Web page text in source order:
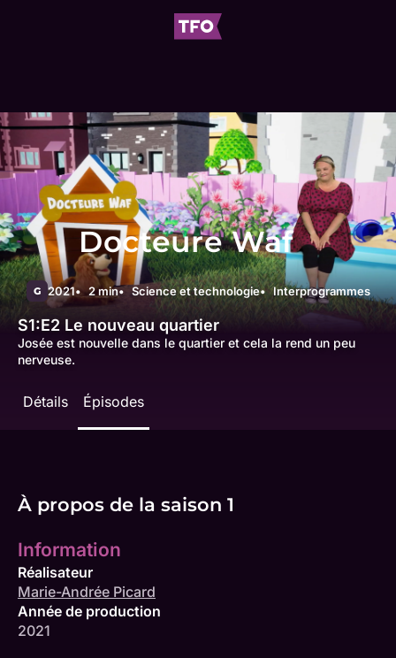
Docteure Waf
G 2021 2 min Science et technologie Interprogrammes
S1:E2 Le nouveau quartier
Josée est nouvelle dans le quartier et cela la rend un peu
nerveuse.
Détails Épisodes
À propos de la saison 1
Information
Réalisateur
Marie-Andrée Picard
Année de production
2021